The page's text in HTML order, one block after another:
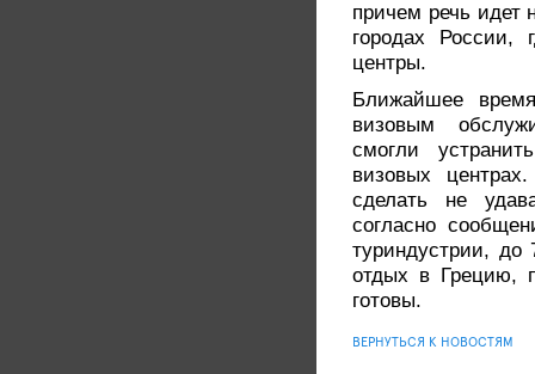
причем речь идет
городах России,
центры.
Ближайшее
визовым
смогли
визовых
сделать не
согласно
туриндустрии, до
отдых в Грецию,
готовы.
ВЕРНУТЬСЯ К НОВОСТЯМ